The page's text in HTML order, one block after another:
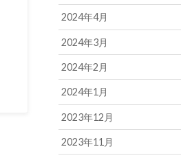
2024年4月
2024年3月
2024年2月
2024年1月
2023年12月
2023年11月